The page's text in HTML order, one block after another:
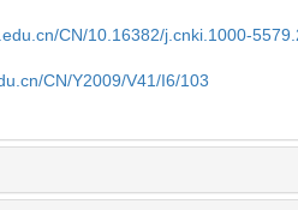
CN/10.16382/j.cnki.1000-
CN/Y2009/V41/I6/103